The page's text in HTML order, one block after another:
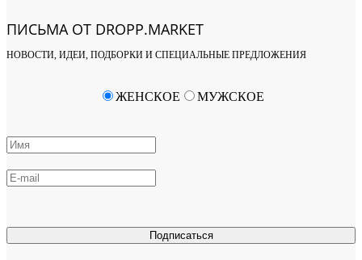
ПИСЬМА ОТ DROPP.MARKET
НОВОСТИ, ИДЕИ, ПОДБОРКИ И СПЕЦИАЛЬНЫЕ ПРЕДЛОЖЕНИЯ
Подписаться
ЖЕНСКОЕ МУЖСКОЕ